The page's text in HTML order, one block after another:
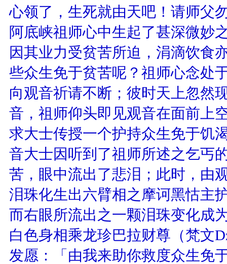
心领了，生死就由天吧！请师父
阿底峡祖师心中生起了甚深微妙
因其业力受贫苦所迫，涓滴饮食
些众生免于贫苦呢？祖师心念处
向观音祈请不断；彼时天上忽然
音，祖师仰头即见观音在面前上
求大士传授一个护持众生免于饥
音大士因听到了祖师所述之乞丐
苦，眼中流出了悲泪；此时，由
泪珠化生出六臂相之摩诃黑怙主
而右眼所流出之一颗泪珠变化成
白色身相乘龙珍巴拉财尊（梵文
发愿：「由我来助你救度众生免